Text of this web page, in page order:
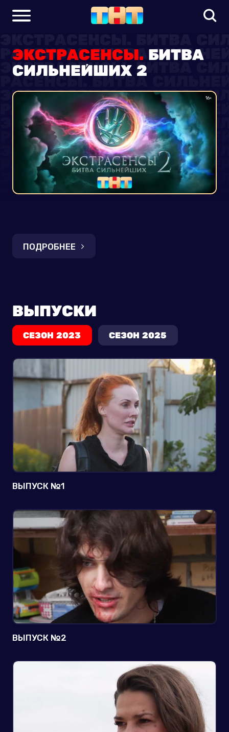
ЭКСТРАСЕНСЫ. БИТВА
СИЛЬНЕЙШИХ 2
ПОДРОБНЕЕ
ВЫПУСКИ
СЕЗОН 2023 СЕЗОН 2025
ВЫПУСК №1
ВЫПУСК №2